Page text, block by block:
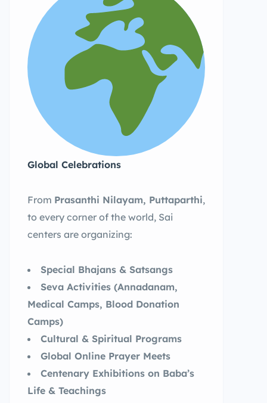
Global Celebrations
From Prasanthi Nilayam, Puttaparthi,
to every corner of the world, Sai
centers are organizing:
Special Bhajans & Satsangs
Seva Activities (Annadanam,
Medical Camps, Blood Donation
Camps)
Cultural & Spiritual Programs
Global Online Prayer Meets
Centenary Exhibitions on Baba’s
Life & Teachings